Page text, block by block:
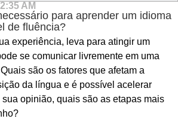
AM
para aprender um idioma
de fluência?
experiência, leva para atingir um
se comunicar livremente em uma
são os fatores que afetam a
da língua e é possível acelerar
opinião, quais são as etapas mais